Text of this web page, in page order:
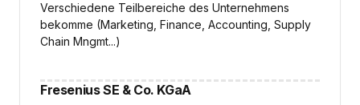
Verschiedene Teilbereiche des Unternehmens
bekomme (Marketing, Finance, Accounting, Supply
Chain Mngmt...)
Fresenius SE & Co. KGaA